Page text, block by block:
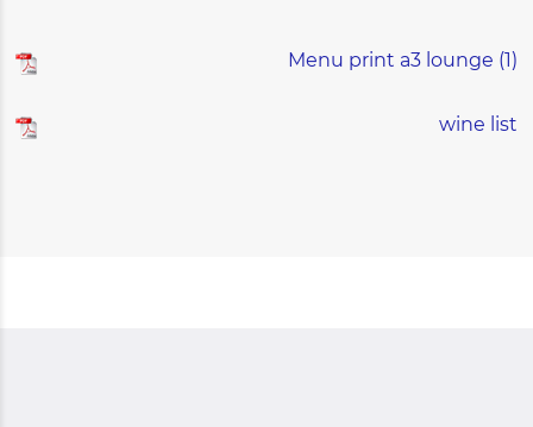
Menu print a3 lounge (1)
wine list